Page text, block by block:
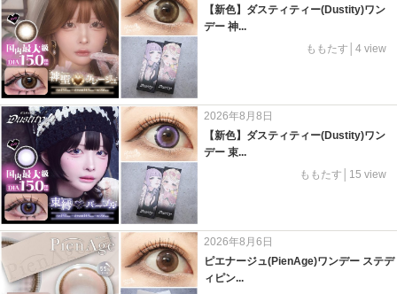
【新色】ダスティティー(Dustity)ワン
デー 神...
ももたす│4 view
2026年8月8日
【新色】ダスティティー(Dustity)ワン
デー 束...
ももたす│15 view
2026年8月6日
ピエナージュ(PienAge)ワンデー ステデ
ィピン...